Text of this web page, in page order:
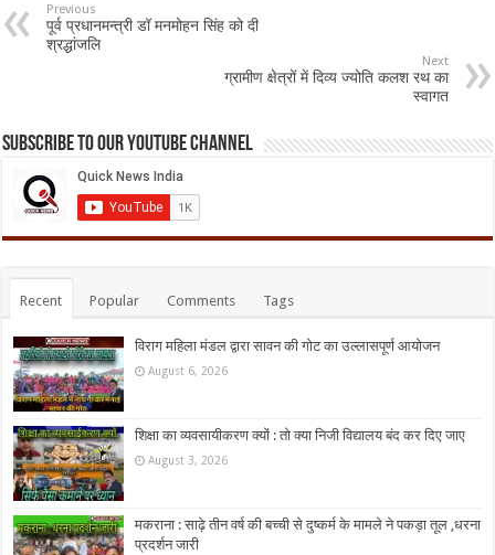
Previous
पूर्व प्रधानमन्त्री डॉ मनमोहन सिंह को दी
श्रद्धांजलि
Next
ग्रामीण क्षेत्रों में दिव्य ज्योति कलश रथ का
स्वागत
Subscribe to our Youtube Channel
Recent Popular Comments Tags
विराग महिला मंडल द्वारा सावन की गोट का उल्लासपूर्ण आयोजन
August 6, 2026
शिक्षा का व्यवसायीकरण क्यों : तो क्या निजी विद्यालय बंद कर दिए जाए
August 3, 2026
मकराना : साढ़े तीन वर्ष की बच्ची से दुष्कर्म के मामले ने पकड़ा तूल ,धरना
प्रदर्शन जारी